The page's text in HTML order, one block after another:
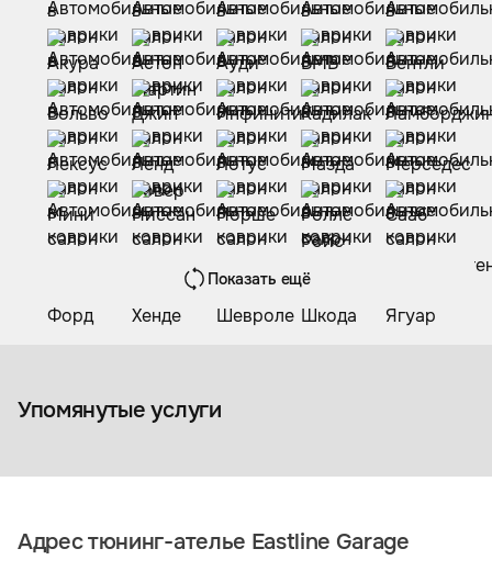
Показать ещё
Упомянутые услуги
Коврики из экокожи
Адрес тюнинг-ателье Eastline Garage